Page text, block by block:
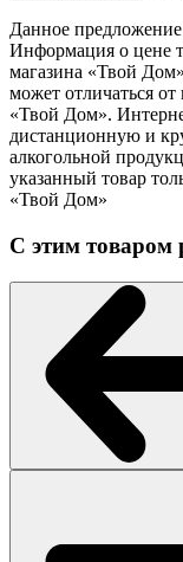
Данное
Информация о цене
магазина «Твой
может отличаться
«Твой Дом».
дистанционную и
алкогольной
указанный товар
«Твой Дом»
С этим товаром